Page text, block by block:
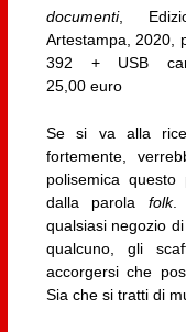
documenti,
Artestampa, 2020,
392 + USB
25,00 euro
Se si va alla
fortemente,
polisemica
dalla parola folk.
qualsiasi negozio
qualcuno, gli
accorgersi che
Sia che si tratti di